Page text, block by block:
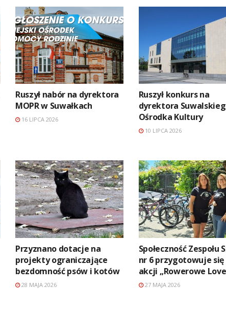
Ruszył nabór na dyrektora
MOPR w Suwałkach
16 LIPCA 2026
Ruszył konkurs na
dyrektora
Ośrodka Kultury
10 LIPCA 2026
Przyznano dotacje na
projekty ograniczające
bezdomność psów i kotów
28 MAJA 2026
Społeczność Zespołu
nr 6 przygotowuje się
akcji „Rowerowe
27 MAJA 2026